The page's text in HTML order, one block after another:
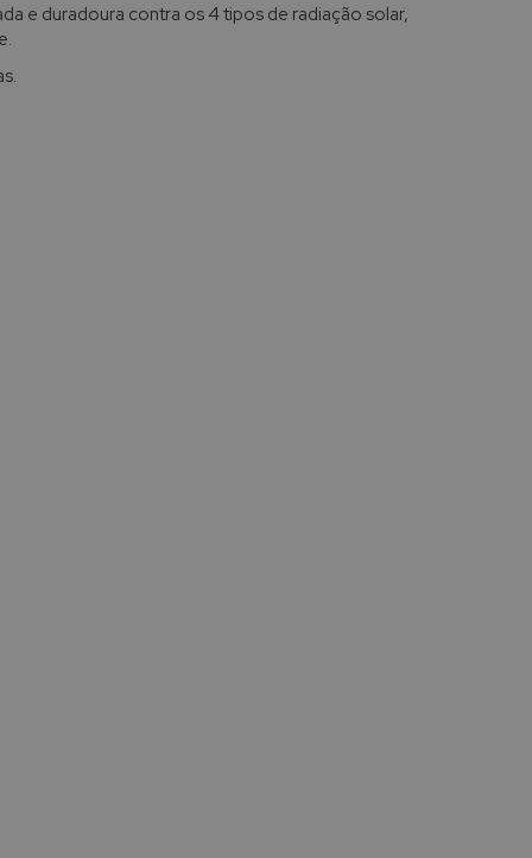
e duradoura contra os 4 tipos de radiação solar,